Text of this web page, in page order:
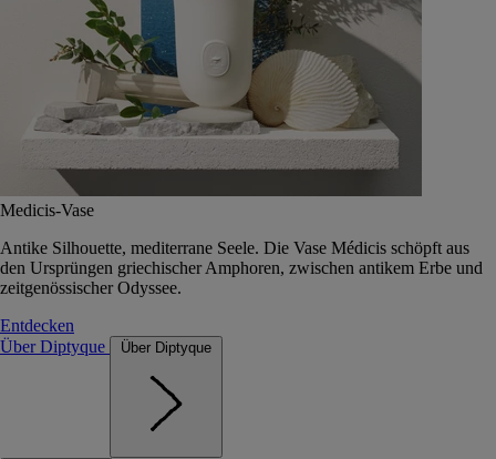
Medicis-Vase
Antike Silhouette, mediterrane Seele. Die Vase Médicis schöpft aus
den Ursprüngen griechischer Amphoren, zwischen antikem Erbe und
zeitgenössischer Odyssee.
Entdecken
Über Diptyque
Über Diptyque